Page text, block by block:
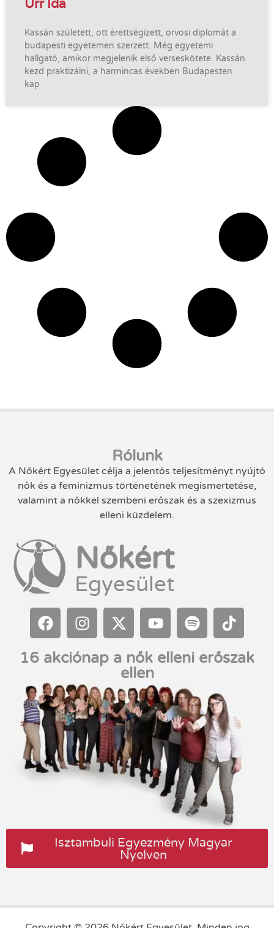
Urr Ida
Kassán született, ott érettségizett, orvosi diplomát a
budapesti egyetemen szerzett. Még egyetemi
hallgató, amikor megjelenik első verseskötete. Kassán
kezd praktizálni, a harmincas években Budapesten
kap
Rólunk
A Nőkért Egyesület célja a jelentős teljesítményt nyújtó
nők és a feminizmus történetének megismertetése,
valamint a nőkkel szembeni erőszak és a szexizmus
elleni küzdelem.
Nőkért
Egyesület
16 akciónap a nők elleni erőszak
ellen
Isztambuli Egyezmény Magyar
Nyelven